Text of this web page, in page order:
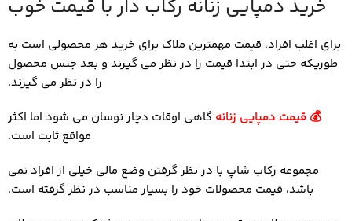
خرید دمپایی زنانه رکاب دار با قیمت خوب
برای اغلب افراد، قیمت مهمترین ملاک برای خرید هر محصولی است به
طوریکه حتی در ابتدا قیمت را در نظر می گیرند و بعد جنس محصول
را در نظر می گیرند.
💰 قیمت دمپایی زنانه گاهی اوقات دچار نوسان می شود اما اکثر
مواقع ثابت است.
مجموعه رکاب شاپ با در نظر گرفتن وضع مالی خیلی از افراد نمی
باشد، قیمت محصولات خود را بسیار مناسب در نظر گرفته است.